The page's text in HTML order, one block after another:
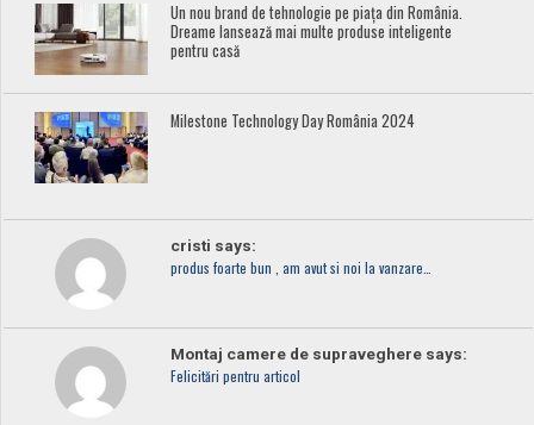
Un nou brand de tehnologie pe piața din România.
Dreame lansează mai multe produse inteligente
pentru casă
Milestone Technology Day România 2024
cristi says:
produs foarte bun , am avut si noi la vanzare…
Montaj camere de supraveghere says:
Felicitări pentru articol